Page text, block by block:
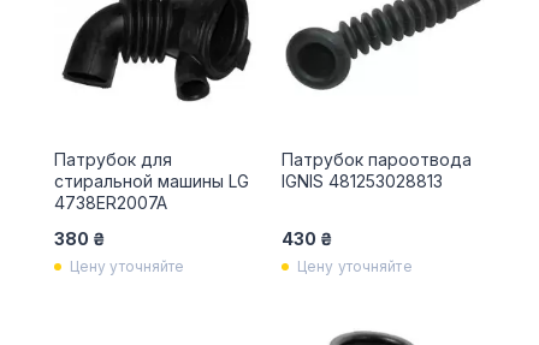
Патрубок для
стиральной машины LG
4738ER2007A
380 ₴
Цену уточняйте
Патрубок пароотвода
IGNIS 481253028813
430 ₴
Цену уточняйте